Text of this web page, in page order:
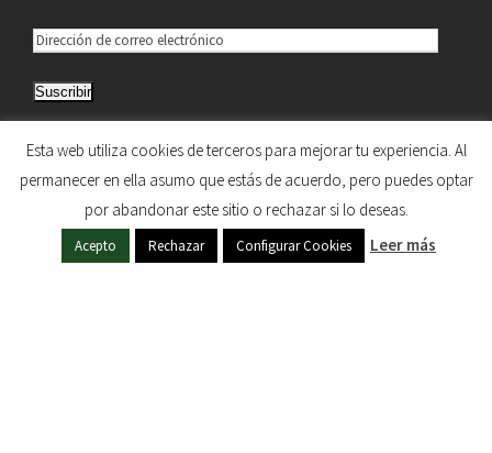
D
r
e
c
c
Suscribir
Únete a otros 5.033 suscriptores
HERMANDAD DE NUESTRA SEÑORA DEL SOL © 1997
- 2020. TODOS LOS DERECHOS RESERVADOS
Esta web utiliza cookies de terceros para mejorar tu experiencia. Al
permanecer en ella asumo que estás de acuerdo, pero puedes optar
por abandonar este sitio o rechazar si lo deseas.
Acepto Rechazar Configurar Cookies Leer más